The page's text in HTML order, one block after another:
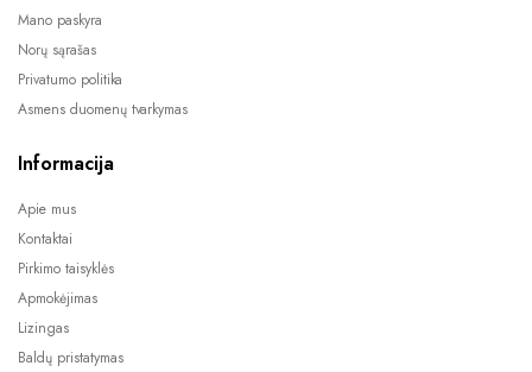
Mano paskyra
Norų sąrašas
Privatumo politika
Asmens duomenų tvarkymas
Informacija
Apie mus
Kontaktai
Pirkimo taisyklės
Apmokėjimas
Lizingas
Baldų pristatymas